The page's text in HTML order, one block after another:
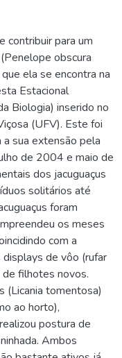
contribuir para um
obscura
ela se encontra na
Estacional
Biologia) inserido no
(UFV). Este foi
sua extensão pela
de 2004 e maio de
dos jacuguaçus
solitários até
foram
os meses
com a
de vôo (rufar
filhotes novos.
(Licania tomentosa)
ao horto),
postura de
Ambos